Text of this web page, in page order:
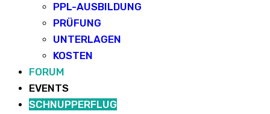
PPL-AUSBILDUNG
PRÜFUNG
UNTERLAGEN
KOSTEN
FORUM
EVENTS
SCHNUPPERFLUG